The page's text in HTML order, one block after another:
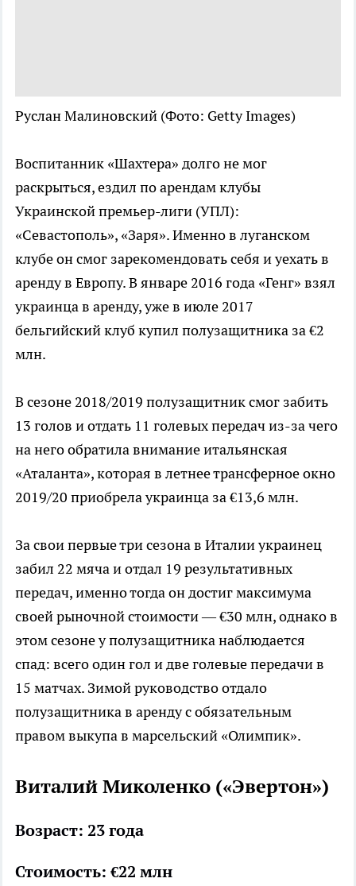
Руслан Малиновский (Фото: Getty Images)
Воспитанник «Шахтера» долго не мог
раскрыться, ездил по арендам клубы
Украинской премьер-лиги (УПЛ):
«Севастополь», «Заря». Именно в луганском
клубе он смог зарекомендовать себя и уехать в
аренду в Европу. В январе 2016 года «Генг» взял
украинца в аренду, уже в июле 2017
бельгийский клуб купил полузащитника за €2
млн.
В сезоне 2018/2019 полузащитник смог забить
13 голов и отдать 11 голевых передач из-за чего
на него обратила внимание итальянская
«Аталанта», которая в летнее трансферное окно
2019/20 приобрела украинца за €13,6 млн.
За свои первые три сезона в Италии украинец
забил 22 мяча и отдал 19 результативных
передач, именно тогда он достиг максимума
своей рыночной стоимости — €30 млн, однако в
этом сезоне у полузащитника наблюдается
спад: всего один гол и две голевые передачи в
15 матчах. Зимой руководство отдало
полузащитника в аренду с обязательным
правом выкупа в марсельский «Олимпик».
Виталий Миколенко («Эвертон»)
Возраст: 23 года
Стоимость: €22 млн